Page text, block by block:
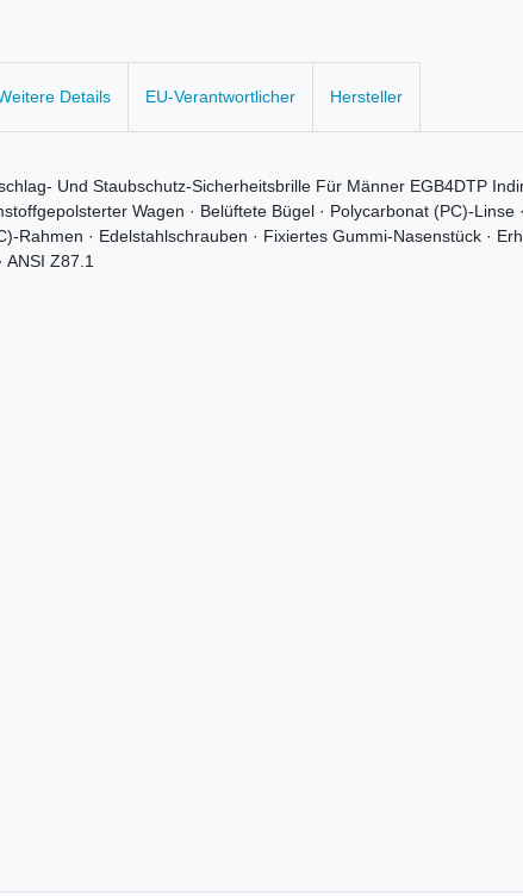
Details EU-Verantwortlicher Hersteller
Und Staubschutz-Sicherheitsbrille Für Männer EGB4DTP
Wagen · Belüftete Bügel · Polycarbonat (PC)-Linse ·
Rahmen · Edelstahlschrauben · Fixiertes Gummi-Nasenstück ·
ANSI Z87.1